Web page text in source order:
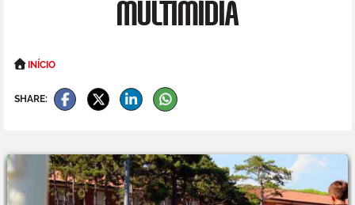
MULTIMÍDIA
INÍCIO
SHARE: